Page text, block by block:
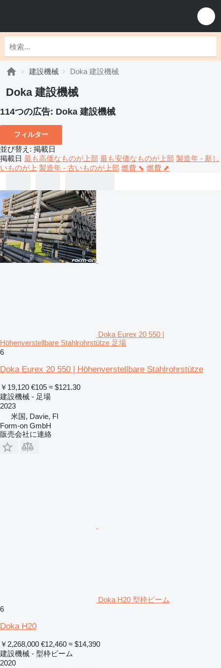
建設機械 Doka 建設機械
Doka 建設機械
114つの広告: Doka 建設機械
フィルター
並び替え : 掲載日
掲載日 最も高価なものが上部 最も安価なものが上部 製造年 - 新し
いものが上 製造年 - 古いものが上部 燃費 ⬊ 燃費 ⬈
Doka Eurex 20 550 |
Höhenverstellbare Stahlrohrstütze 足場
6
Doka Eurex 20 550 | Höhenverstellbare Stahlrohrstütze
￥19,120 €105 ≈ $121.30
建設機械 - 足場
2023
米国, Davie, Fl
Form-on GmbH
販売会社に連絡
Doka H20 型枠ビーム
6
Doka H20
￥2,268,000 €12,460 ≈ $14,390
建設機械 - 型枠ビーム
2020